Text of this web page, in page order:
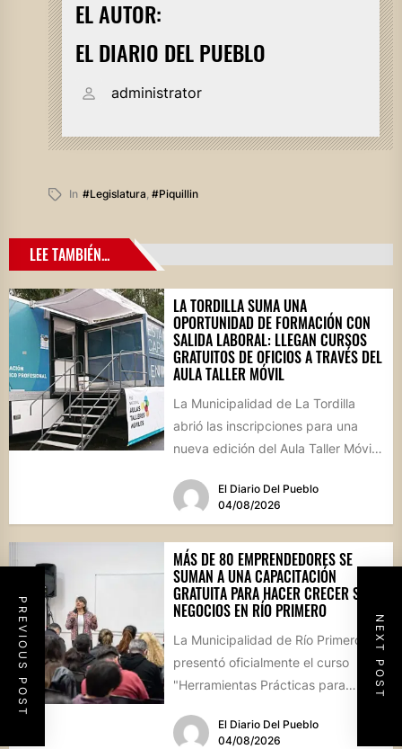
EL AUTOR:
EL DIARIO DEL PUEBLO
administrator
In #legislatura, #piquillin
PREVIOUS POST NEXT POST
LEE TAMBIÉN...
LA TORDILLA SUMA UNA
OPORTUNIDAD DE FORMACIÓN CON
SALIDA LABORAL: LLEGAN CURSOS
GRATUITOS DE OFICIOS A TRAVÉS DEL
AULA TALLER MÓVIL
La Municipalidad de La Tordilla
abrió las inscripciones para una
nueva edición del Aula Taller Móvil
El Diario Del Pueblo
04/08/2026
MÁS DE 80 EMPRENDEDORES SE
SUMAN A UNA CAPACITACIÓN
GRATUITA PARA HACER CRECER SUS
NEGOCIOS EN RÍO PRIMERO
La Municipalidad de Río Primero
presentó oficialmente el curso
"Herramientas Prácticas para
destinada a emprendedores,...
El Diario Del Pueblo
04/08/2026